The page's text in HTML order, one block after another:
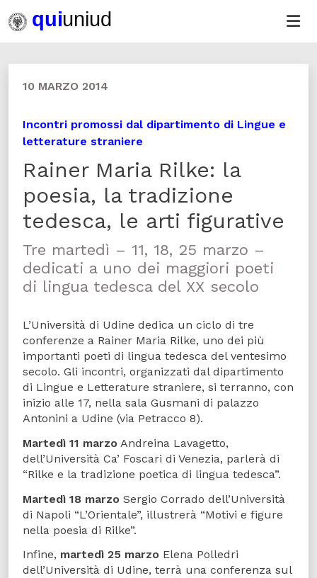
10 MARZO 2014
Incontri promossi dal dipartimento di Lingue e
letterature straniere
Rainer Maria Rilke: la
poesia, la tradizione
tedesca, le arti figurative
Tre martedì – 11, 18, 25 marzo –
dedicati a uno dei maggiori poeti
di lingua tedesca del XX secolo
L’Università di Udine dedica un ciclo di tre
conferenze a Rainer Maria Rilke, uno dei più
importanti poeti di lingua tedesca del ventesimo
secolo. Gli incontri, organizzati dal dipartimento
di Lingue e Letterature straniere, si terranno, con
inizio alle 17, nella sala Gusmani di palazzo
Antonini a Udine (via Petracco 8).
Martedì 11 marzo Andreina Lavagetto,
dell’Università Ca’ Foscari di Venezia, parlerà di
“Rilke e la tradizione poetica di lingua tedesca”.
Martedì 18 marzo Sergio Corrado dell’Università
di Napoli “L’Orientale”, illustrerà “Motivi e figure
nella poesia di Rilke”.
Infine, martedì 25 marzo Elena Polledri
dell’Università di Udine, terrà una conferenza sul